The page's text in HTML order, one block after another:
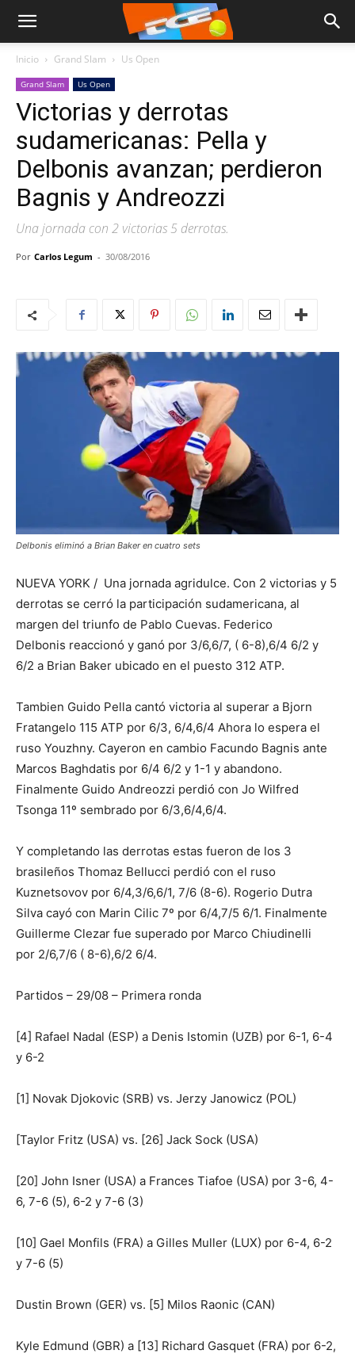
Inicio Grand Slam Us Open
Grand Slam Us Open
Victorias y derrotas
sudamericanas: Pella y
Delbonis avanzan; perdieron
Bagnis y Andreozzi
Una jornada con 2 victorias 5 derrotas.
Por Carlos Legum - 30/08/2016
Delbonis eliminó a Brian Baker en cuatro sets
NUEVA YORK / Una jornada agridulce. Con 2 victorias y 5
derrotas se cerró la participación sudamericana, al
margen del triunfo de Pablo Cuevas. Federico
Delbonis reaccionó y ganó por 3/6,6/7, ( 6-8),6/4 6/2 y
6/2 a Brian Baker ubicado en el puesto 312 ATP.
Tambien Guido Pella cantó victoria al superar a Bjorn
Fratangelo 115 ATP por 6/3, 6/4,6/4 Ahora lo espera el
ruso Youzhny. Cayeron en cambio Facundo Bagnis ante
Marcos Baghdatis por 6/4 6/2 y 1-1 y abandono.
Finalmente Guido Andreozzi perdió con Jo Wilfred
Tsonga 11º sembrado por 6/3,6/4,6/4.
Y completando las derrotas estas fueron de los 3
brasileños Thomaz Bellucci perdió con el ruso
Kuznetsovov por 6/4,3/6,6/1, 7/6 (8-6). Rogerio Dutra
Silva cayó con Marin Cilic 7º por 6/4,7/5 6/1. Finalmente
Guillerme Clezar fue superado por Marco Chiudinelli
por 2/6,7/6 ( 8-6),6/2 6/4.
Partidos – 29/08 – Primera ronda
[4] Rafael Nadal (ESP) a Denis Istomin (UZB) por 6-1, 6-4
y 6-2
[1] Novak Djokovic (SRB) vs. Jerzy Janowicz (POL)
[Taylor Fritz (USA) vs. [26] Jack Sock (USA)
[20] John Isner (USA) a Frances Tiafoe (USA) por 3-6, 4-
6, 7-6 (5), 6-2 y 7-6 (3)
[10] Gael Monfils (FRA) a Gilles Muller (LUX) por 6-4, 6-2
y 7-6 (5)
Dustin Brown (GER) vs. [5] Milos Raonic (CAN)
Kyle Edmund (GBR) a [13] Richard Gasquet (FRA) por 6-2,